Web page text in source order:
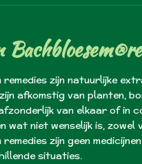
remedies zijn natuurlijke
afkomstig van planten,
van elkaar of in
wat niet wenselijk is,
zijn geen
situaties.